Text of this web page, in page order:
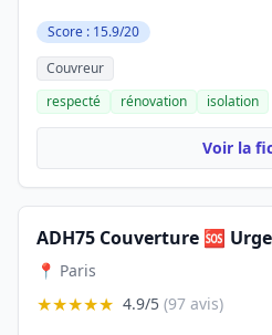
Score : 15.9/20
Couvreur
respecté
rénovation isolation
Voir la
📍 Paris
★★★★★ 4.9/5 (97 avis)